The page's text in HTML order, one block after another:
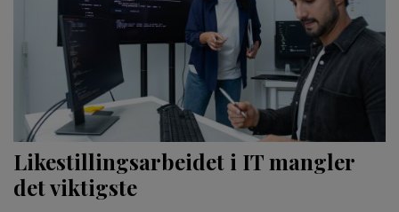
Likestillingsarbeidet i IT mangler
det viktigste